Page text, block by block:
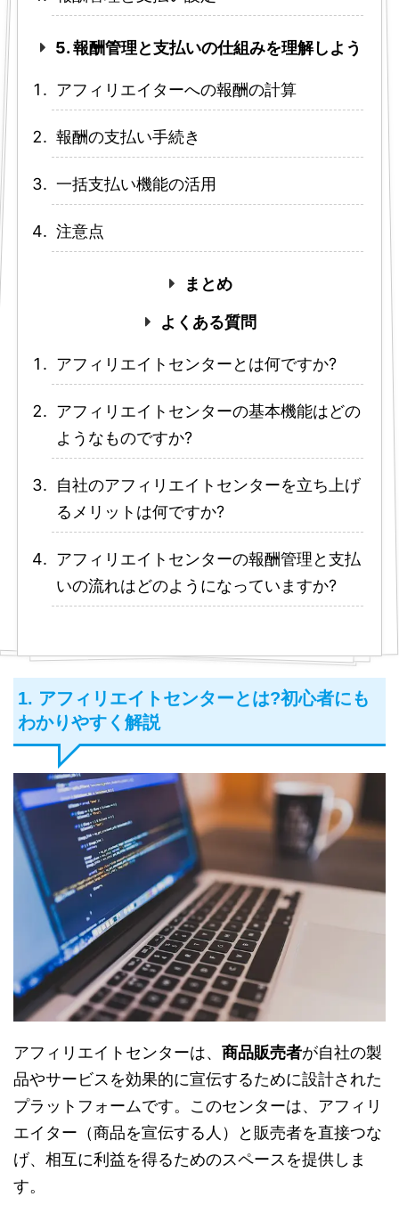
5. 報酬管理と支払いの仕組みを理解しよう
アフィリエイターへの報酬の計算
報酬の支払い手続き
一括支払い機能の活用
注意点
まとめ
よくある質問
アフィリエイトセンターとは何ですか?
アフィリエイトセンターの基本機能はどの
ようなものですか?
自社のアフィリエイトセンターを立ち上げ
るメリットは何ですか?
アフィリエイトセンターの報酬管理と支払
いの流れはどのようになっていますか?
1. アフィリエイトセンターとは?初心者にも
わかりやすく解説
アフィリエイトセンターは、 商品販売者が自社の製
品やサービスを効果的に宣伝するために設計された
プラットフォームです。このセンターは、アフィリ
エイター（商品を宣伝する人）と販売者を直接つな
げ、相互に利益を得るためのスペースを提供しま
す。